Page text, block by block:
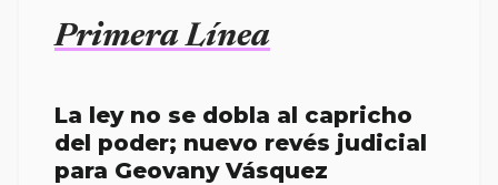
Primera Línea
La ley no se dobla al capricho
del poder; nuevo revés judicial
para Geovany Vásquez